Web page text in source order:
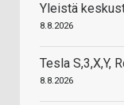
Yleistä
8.8.2026
Tesla S,3,X,Y,
8.8.2026